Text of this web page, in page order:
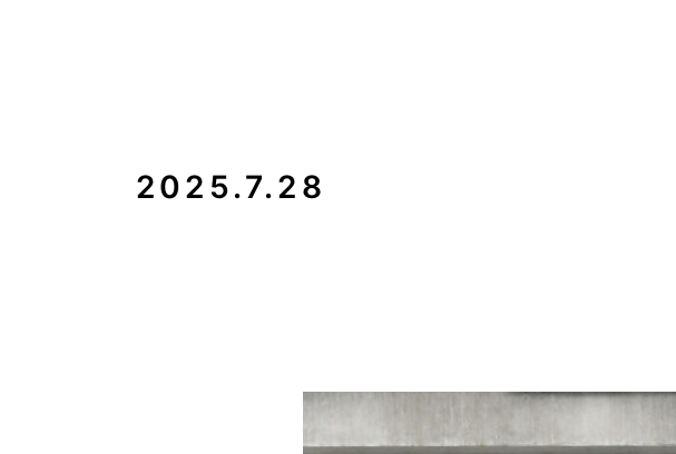
2025.7.28